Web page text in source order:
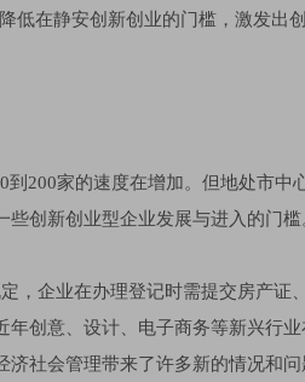
低在静安创新创业的门槛，激发出
200家的速度在增加。但地处市中
创新创业型企业发展与进入的门槛
，企业在办理登记时需提交房产证
创意、设计、电子商务等新兴行
社会管理带来了许多新的情况和